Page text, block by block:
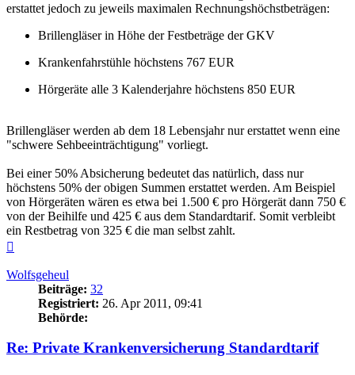
erstattet jedoch zu jeweils maximalen Rechnungshöchstbeträgen:
Brillengläser in Höhe der Festbeträge der GKV
Krankenfahrstühle höchstens 767 EUR
Hörgeräte alle 3 Kalenderjahre höchstens 850 EUR
Brillengläser werden ab dem 18 Lebensjahr nur erstattet wenn eine
"schwere Sehbeeinträchtigung" vorliegt.
Bei einer 50% Absicherung bedeutet das natürlich, dass nur
höchstens 50% der obigen Summen erstattet werden. Am Beispiel
von Hörgeräten wären es etwa bei 1.500 € pro Hörgerät dann 750 €
von der Beihilfe und 425 € aus dem Standardtarif. Somit verbleibt
ein Restbetrag von 325 € die man selbst zahlt.
Wolfsgeheul
Beiträge: 32
Registriert: 26. Apr 2011, 09:41
Behörde:
Re: Private Krankenversicherung Standardtarif